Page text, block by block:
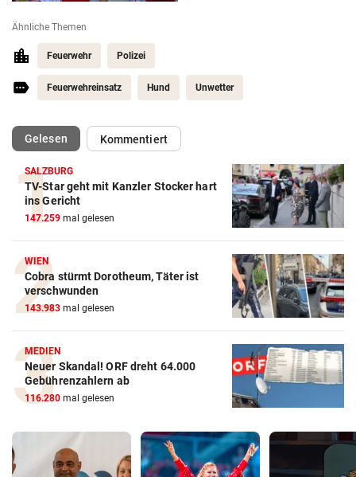
Ähnliche Themen
Feuerwehr Polizei
Feuerwehreinsatz Hund Unwetter
Gelesen(ausgewählt)Kommentiert
SALZBURG
TV-Star geht mit Kanzler Stocker hart
ins Gericht
147.259 mal gelesen
WIEN
Cobra stürmt Dorotheum, Täter ist
verschwunden
143.983 mal gelesen
MEDIEN
Neuer Skandal! ORF dreht 64.000
Gebührenzahlern ab
116.280 mal gelesen